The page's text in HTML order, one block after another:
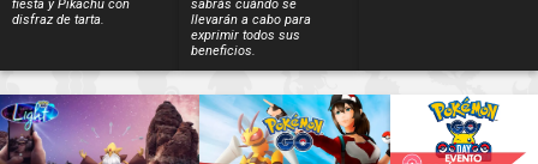
fiesta y Pikachu con
disfraz de tarta.
sabrás cuándo se
llevarán a cabo para
exprimir todos sus
beneficios.